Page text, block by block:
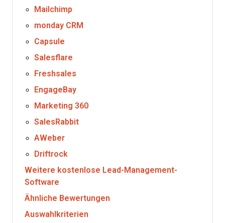
Mailchimp
monday CRM
Capsule
Salesflare
Freshsales
EngageBay
Marketing 360
SalesRabbit
AWeber
Driftrock
Weitere kostenlose Lead-Management-
Software
Ähnliche Bewertungen
Auswahlkriterien